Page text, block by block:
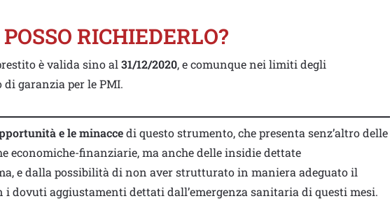
RICHIEDERLO?
è valida sino al31/12/2020, e comunque nei limiti degli
garanzia per le PMI.
e le minaccedi questo strumento, che presenta senz’altro delle
economiche-finanziarie, ma anche delle insidie dettate
e dalla possibilità di non aver strutturato in maniera adeguato il
i dovuti aggiustamenti dettati dall’emergenza sanitaria di questi mesi.